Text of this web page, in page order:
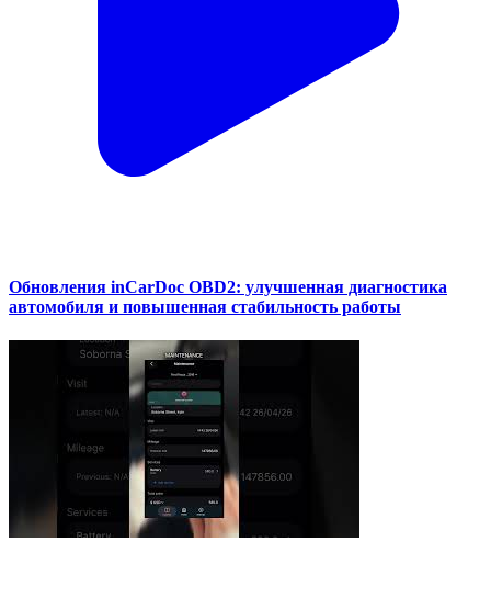
Обновления inCarDoc OBD2: улучшенная диагностика
автомобиля и повышенная стабильность работы